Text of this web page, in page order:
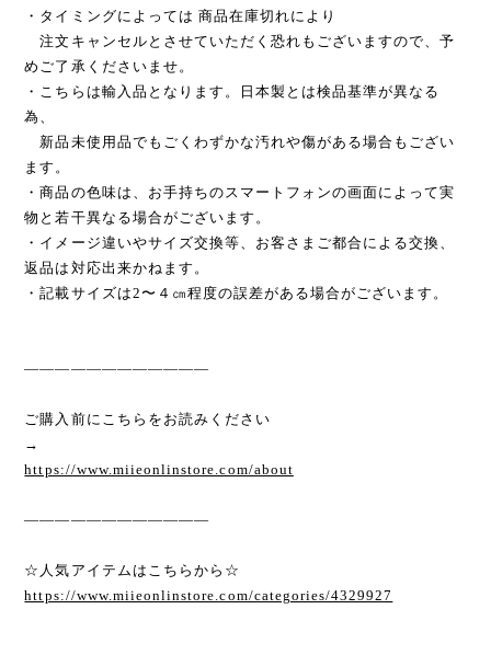
・タイミングによっては 商品在庫切れにより
注文キャンセルとさせていただく恐れもございますので、予
めご了承くださいませ。
・こちらは輸入品となります。日本製とは検品基準が異なる
為、
新品未使用品でもごくわずかな汚れや傷がある場合もござい
ます。
・商品の色味は、お手持ちのスマートフォンの画面によって実
物と若干異なる場合がございます。
・イメージ違いやサイズ交換等、お客さまご都合による交換、
返品は対応出来かねます。
・記載サイズは2〜４㎝程度の誤差がある場合がございます。
————————————
ご購入前にこちらをお読みください
→
https://www.miieonlinstore.com/about
————————————
☆人気アイテムはこちらから☆
https://www.miieonlinstore.com/categories/4329927